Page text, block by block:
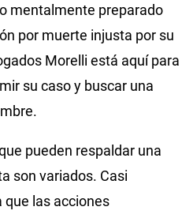
mentalmente preparado
por muerte injusta por su
Morelli está aquí para
su caso y buscar una
pueden respaldar una
son variados. Casi
que las acciones